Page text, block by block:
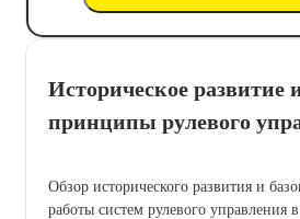
Историческое развитие
принципы рулевого
Обзор исторического развития и
работы систем рулевого управления